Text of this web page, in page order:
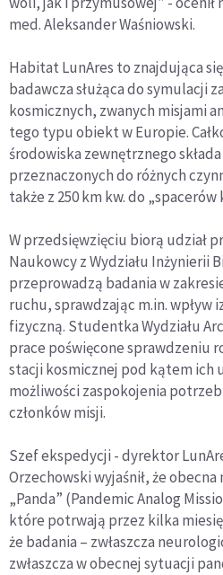
med. Aleksander Waśniowski.
Habitat LunAres to znajdująca
badawcza służąca do symulacji
kosmicznych, zwanych misjami
tego typu obiekt w Europie.
środowiska zewnętrznego
przeznaczonych do różnych
także z 250 km kw. do „spacerów
W przedsięwzięciu biorą udział
Naukowcy z Wydziału Inżynierii
przeprowadzą badania w
ruchu, sprawdzając m.in. wpływ
fizyczną. Studentka Wydziału
prace poświęcone sprawdzeniu
stacji kosmicznej pod kątem ich
możliwości zaspokojenia
członków misji.
Szef ekspedycji - dyrektor
Orzechowski wyjaśnił, że
„Panda” (Pandemic Analog
które potrwają przez kilka
że badania – zwłaszcza
zwłaszcza w obecnej sytuacji